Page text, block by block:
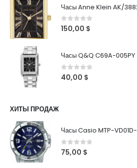
Часы Anne Klein AK/
0out of 5
150,00 $
Часы Q&Q C69A-005PY
0 out of 5
40,00 $
ХИТЫ ПРОДАЖ
Часы Casio MTP-
0out of 5
75,00 $